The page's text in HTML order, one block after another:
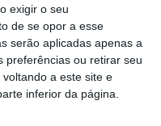
exigir o seu
de se opor a esse
serão aplicadas apenas a
preferências ou retirar seu
a este site e
inferior da página.
de